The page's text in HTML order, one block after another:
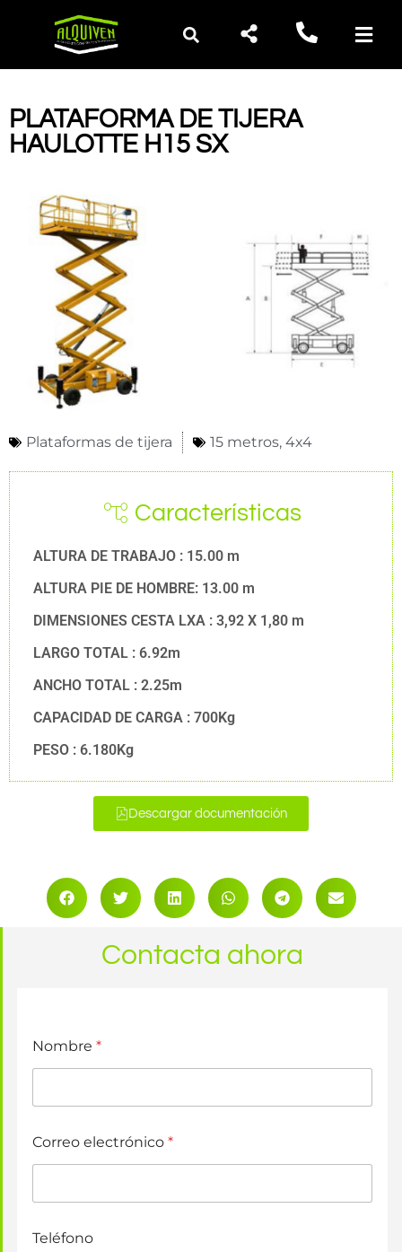
PLATAFORMA DE TIJERA
HAULOTTE H15 SX
Plataformas de tijera 15 metros, 4x4
Características
ALTURA DE TRABAJO : 15.00 m
ALTURA PIE DE HOMBRE: 13.00 m
DIMENSIONES CESTA LXA : 3,92 X 1,80 m
LARGO TOTAL : 6.92m
ANCHO TOTAL : 2.25m
CAPACIDAD DE CARGA : 700Kg
PESO : 6.180Kg
Descargar documentación
Contacta ahora
Nombre *
Correo electrónico *
Teléfono